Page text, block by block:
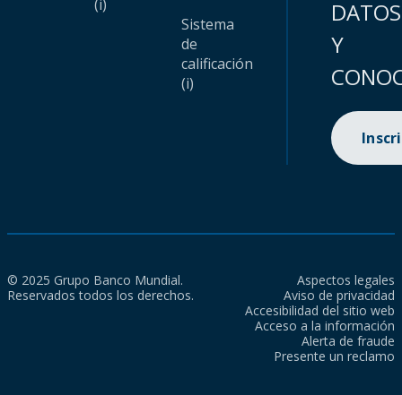
(i)
Sistema
de
calificación
(i)
DATOS
Y
© 2025 Grupo Banco Mundial.
Reservados todos los derechos.
Aspectos legales
Aviso de privacidad
Accesibilidad del sitio web
Acceso a la información
Alerta de fraude
Presente un reclamo